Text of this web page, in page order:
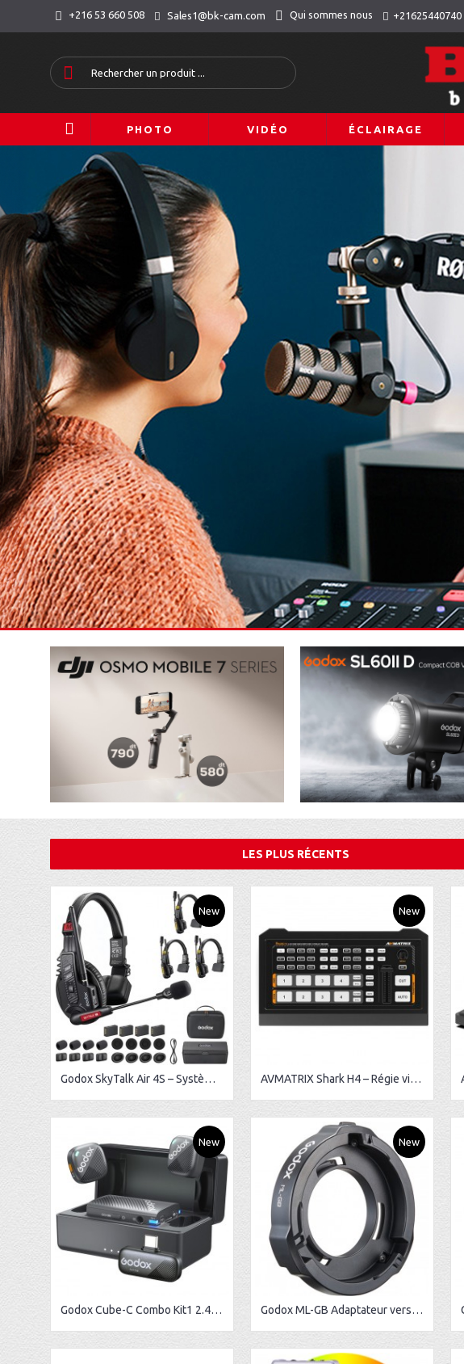
+216 53 660 508 Sales1@bk-cam.com Qui sommes nous +21625440740
PHOTO VIDÉO ÉCLAIRAGE
LES PLUS RÉCENTS
New
Godox SkyTalk Air 4S – Système d’intercom sans fil Full-Duplex
New
AVMATRIX Shark H4 – Régie vidéo HDMI 4 canaux
New
Godox Cube-C Combo Kit1 2.4GHz Wireless Microphone
New
Godox ML-GB Adaptateur vers Bowens pour ML60IIBI/ML100BI/ML100R/ad300pro